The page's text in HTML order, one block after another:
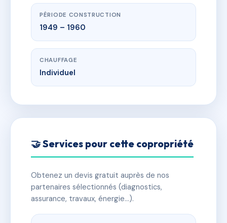
PÉRIODE CONSTRUCTION
1949 – 1960
CHAUFFAGE
Individuel
🤝 Services pour cette copropriété
Obtenez un devis gratuit auprès de nos
partenaires sélectionnés (diagnostics,
assurance, travaux, énergie…).